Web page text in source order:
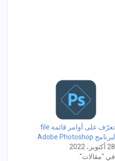
تعرّف على أوامر قائمة file
لبرنامج Adobe Photoshop
28 أكتوبر، 2022
في "مقالات"